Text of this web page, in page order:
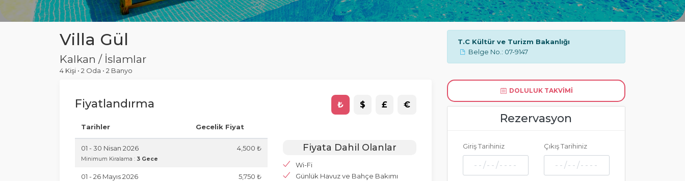
Villa Gül
Kalkan / İslamlar
4 Kişi • 2 Oda • 2 Banyo
T.C Kültür ve Turizm Bakanlığı
Belge No.: 07-9147
Fiyatlandırma ₺ $ £ €
Tarihler Gecelik Fiyat
01 - 30 Nisan 2026
Minimum Kiralama : 3 Gece
4,500 ₺
01 - 26 Mayıs 2026 5,750 ₺
Fiyata Dahil Olanlar
Wi-Fi
Günlük Havuz ve Bahçe Bakımı
DOLULUK TAKVIMI
Rezervasyon
Giriş Tarihiniz Çıkış Tarihiniz